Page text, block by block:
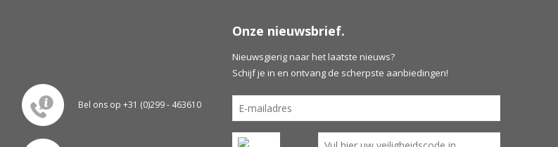
Bel ons op +31 (0)299 - 463610
Onze nieuwsbrief.
Nieuwsgierig naar het laatste nieuws?
Schijf je in en ontvang de scherpste aanbiedingen!